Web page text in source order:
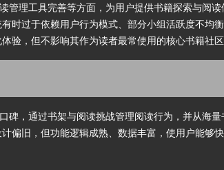
理工具完善等方面，为用户提供书籍探索与阅
时过于依赖用户行为模式、部分小组活跃度不均
验，但不影响其作为读者最常使用的核心书籍社区
，通过书架与阅读挑战管理阅读行为，并从海
偏旧，但功能逻辑成熟、数据丰富，使用户能够